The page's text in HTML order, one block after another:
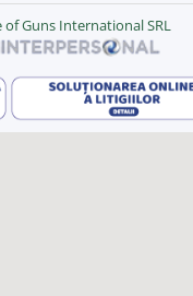
of Guns International SRL